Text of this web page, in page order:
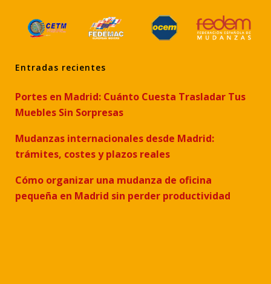
Entradas recientes
Portes en Madrid: Cuánto Cuesta Trasladar Tus
Muebles Sin Sorpresas
Mudanzas internacionales desde Madrid:
trámites, costes y plazos reales
Cómo organizar una mudanza de oficina
pequeña en Madrid sin perder productividad